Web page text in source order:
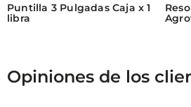
Puntilla 3 Pulgadas Caja x 1
libra
Opiniones de los